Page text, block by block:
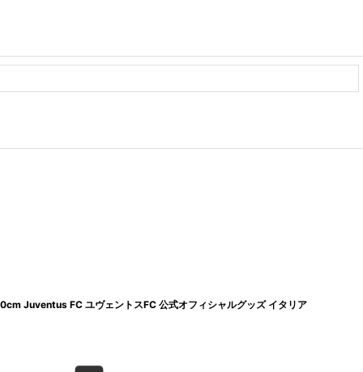
Juventus FC ユヴェントスFC 公式オフィシャルグッズ イタリア